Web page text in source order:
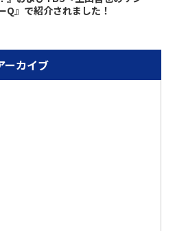
Q』で紹介されました！
ーカイブ